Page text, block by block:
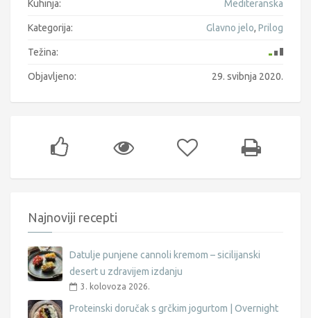
Kuhinja: Mediteranska
Kategorija: Glavno jelo, Prilog
Težina:
Objavljeno: 29. svibnja 2020.
Najnoviji recepti
Datulje punjene cannoli kremom – sicilijanski
desert u zdravijem izdanju
3. kolovoza 2026.
Proteinski doručak s grčkim jogurtom | Overnight